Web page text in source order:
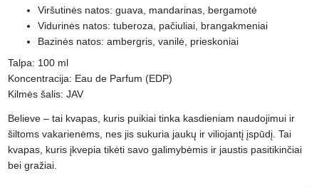
Viršutinės natos: guava, mandarinas, bergamotė
Vidurinės natos: tuberoza, pačiuliai, brangakmeniai
Bazinės natos: ambergris, vanilė, prieskoniai
Talpa: 100 ml
Koncentracija: Eau de Parfum (EDP)
Kilmės šalis: JAV
Believe – tai kvapas, kuris puikiai tinka kasdieniam naudojimui ir
šiltoms vakarienėms, nes jis sukuria jaukų ir viliojantį įspūdį. Tai
kvapas, kuris įkvepia tikėti savo galimybėmis ir jaustis pasitikinčiai
bei gražiai.